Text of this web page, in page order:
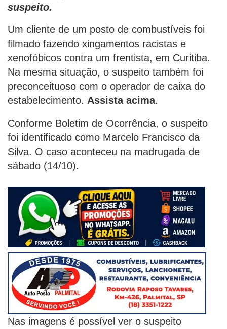
suspeito.
Um cliente de um posto de combustíveis foi
filmado fazendo xingamentos racistas e
xenofóbicos contra um frentista, em Curitiba.
Na mesma situação, o suspeito também foi
preconceituoso com o operador de caixa do
estabelecimento. Assista acima.
Conforme Boletim de Ocorrência, o suspeito
foi identificado como Marcelo Francisco da
Silva. O caso aconteceu na madrugada de
sábado (14/10).
Nas imagens é possível ver o suspeito